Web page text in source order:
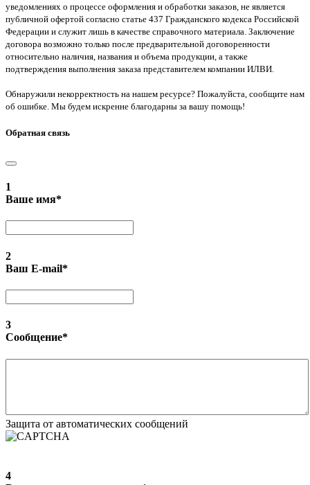
уведомлениях о процессе оформления и обработки заказов, не является
публичной офертой согласно статье 437 Гражданского кодекса Российской
Федерации и служит лишь в качестве справочного материала. Заключение
договора возможно только после предварительной договоренности
относительно наличия, названия и объема продукции, а также
подтверждения выполнения заказа представителем компании ИЛВИ.
Обнаружили некорректность на нашем ресурсе? Пожалуйста, сообщите нам
об ошибке. Мы будем искренне благодарны за вашу помощь!
Обратная связь
1
Ваше имя*
2
Ваш E-mail*
3
Сообщение*
Защита от автоматических сообщений
4